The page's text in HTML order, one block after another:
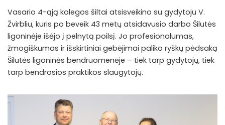
Vasario 4-ąją kolegos šiltai atsisveikino su gydytoju V.
Žvirbliu, kuris po beveik 43 metų atsidavusio darbo Šilutės
ligoninėje išėjo į pelnytą poilsį. Jo profesionalumas,
žmogiškumas ir išskirtiniai gebėjimai paliko ryškų pėdsaką
Šilutės ligoninės bendruomenėje – tiek tarp gydytojų, tiek
tarp bendrosios praktikos slaugytojų.